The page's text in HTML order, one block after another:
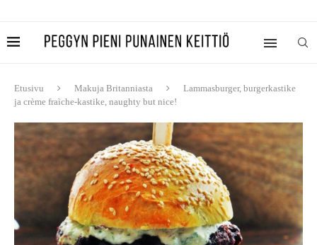
Etusivu Makuja Britanniasta
Lammasburger, burgerkastike
ja crème fraìche-kastike, naughty but nice!